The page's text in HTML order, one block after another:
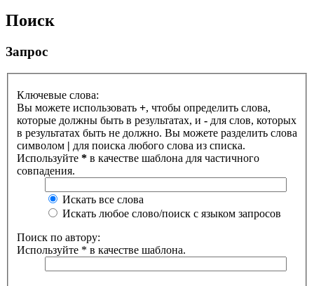
Поиск
Запрос
Ключевые слова:
Вы можете использовать +, чтобы определить слова,
которые должны быть в результатах, и - для слов, которых
в результатах быть не должно. Вы можете разделить слова
символом | для поиска любого слова из списка.
Используйте * в качестве шаблона для частичного
совпадения.
Искать все слова
Искать любое слово/поиск с языком запросов
Поиск по автору:
Используйте * в качестве шаблона.